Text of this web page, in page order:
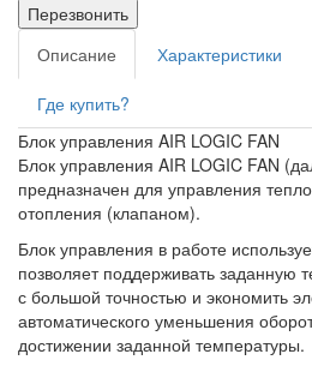
Перезвонить
Описание
Характеристики
Где купить?
Блок управления AIR LOGIC FAN
Блок управления AIR LOGIC FAN
предназначен для управления
отопления (клапаном).
Блок управления в работе
позволяет поддерживать заданную
с большой точностью и экономить
автоматического уменьшения
достижении заданной температуры.